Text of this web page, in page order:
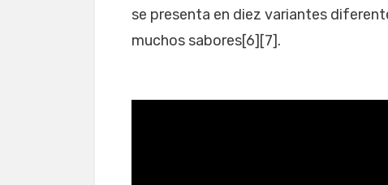
se presenta en diez variantes
muchos sabores[6][7].